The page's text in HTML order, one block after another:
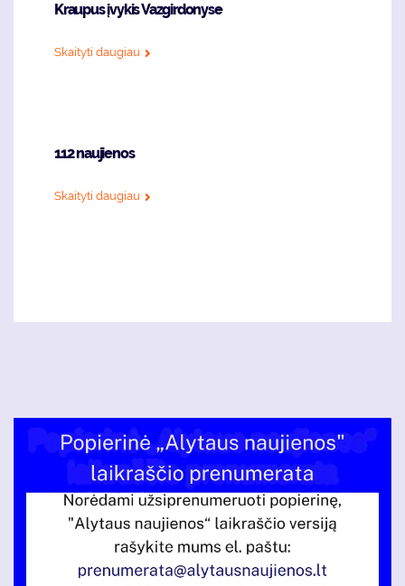
Kraupus įvykis Vazgirdonyse
Skaityti daugiau
112 naujienos
Skaityti daugiau